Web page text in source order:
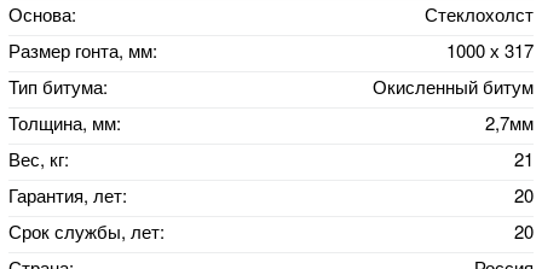
Основа:
Стеклохолст
Размер гонта, мм:
1000 х 317
Тип битума:
Окисленный битум
Толщина, мм:
2,7мм
Вес, кг:
21
Гарантия, лет:
20
Срок службы, лет:
20